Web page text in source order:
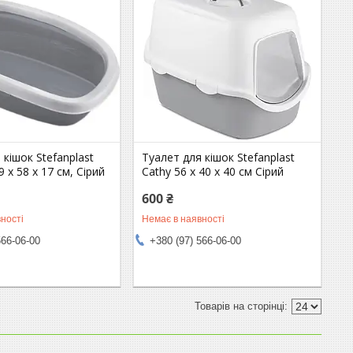
Stefanplast
x 58 x 17 см, Сірий
06-00
Туалет для кішок Stefanplast
Cathy 56 х 40 х 40 см Сірий
600 ₴
Немає в наявності
+380 (97) 566-06-00